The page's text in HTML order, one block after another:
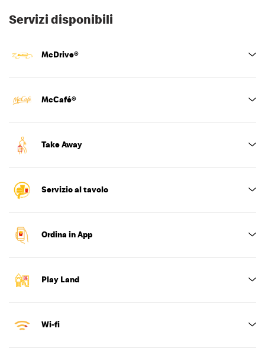
Servizi disponibili
McDrive®
McCafé®
Take Away
Servizio al tavolo
Ordina in App
Play Land
Wi-fi